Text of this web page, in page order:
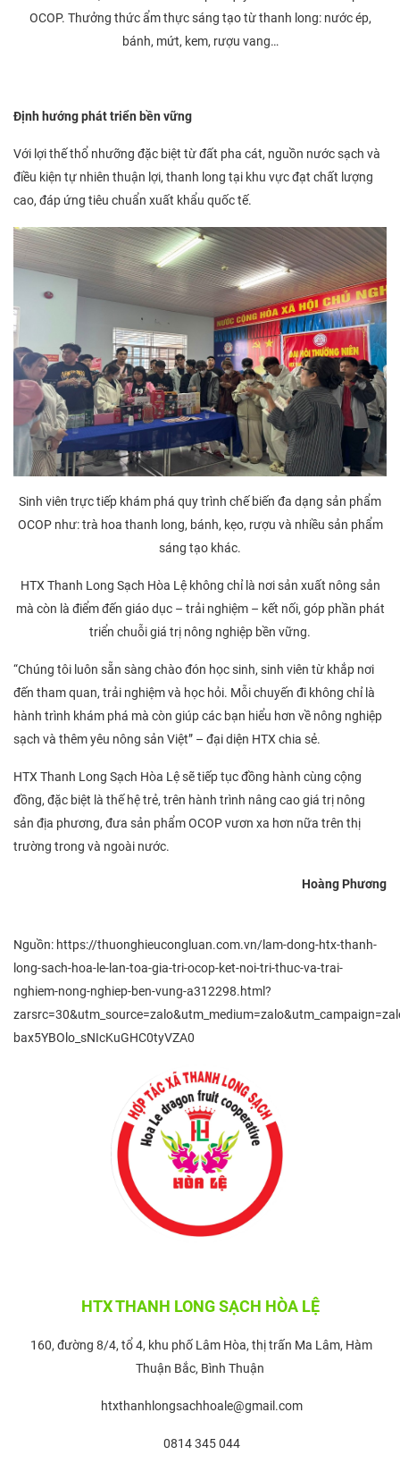
OCOP. Thưởng thức ẩm thực sáng tạo từ thanh long: nước ép,
bánh, mứt, kem, rượu vang…
Định hướng phát triển bền vững
Với lợi thế thổ nhưỡng đặc biệt từ đất pha cát, nguồn nước sạch và
điều kiện tự nhiên thuận lợi, thanh long tại khu vực đạt chất lượng
cao, đáp ứng tiêu chuẩn xuất khẩu quốc tế.
Sinh viên trực tiếp khám phá quy trình chế biến đa dạng sản phẩm
OCOP như: trà hoa thanh long, bánh, kẹo, rượu và nhiều sản phẩm
sáng tạo khác.
HTX Thanh Long Sạch Hòa Lệ không chỉ là nơi sản xuất nông sản
mà còn là điểm đến giáo dục – trải nghiệm – kết nối, góp phần phát
triển chuỗi giá trị nông nghiệp bền vững.
“Chúng tôi luôn sẵn sàng chào đón học sinh, sinh viên từ khắp nơi
đến tham quan, trải nghiệm và học hỏi. Mỗi chuyến đi không chỉ là
hành trình khám phá mà còn giúp các bạn hiểu hơn về nông nghiệp
sạch và thêm yêu nông sản Việt” – đại diện HTX chia sẻ.
HTX Thanh Long Sạch Hòa Lệ sẽ tiếp tục đồng hành cùng cộng
đồng, đặc biệt là thế hệ trẻ, trên hành trình nâng cao giá trị nông
sản địa phương, đưa sản phẩm OCOP vươn xa hơn nữa trên thị
trường trong và ngoài nước.
Hoàng Phương
Nguồn: https://thuonghieucongluan.com.vn/lam-dong-htx-thanh-
long-sach-hoa-le-lan-toa-gia-tri-ocop-ket-noi-tri-thuc-va-trai-
nghiem-nong-nghiep-ben-vung-a312298.html?
bax5YBOlo_sNIcKuGHC0tyVZA0
HTX THANH LONG SẠCH HÒA LỆ
160, đường 8/4, tổ 4, khu phố Lâm Hòa, thị trấn Ma Lâm, Hàm
Thuận Bắc, Bình Thuận
htxthanhlongsachhoale@gmail.com
0814 345 044